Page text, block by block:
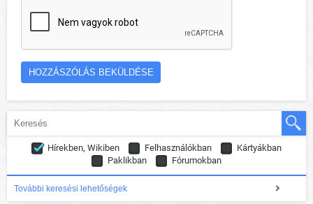
Hírekben, Wikiben Felhasználókban
Kártyákban
Paklikban
Fórumokban
További keresési lehetőségek